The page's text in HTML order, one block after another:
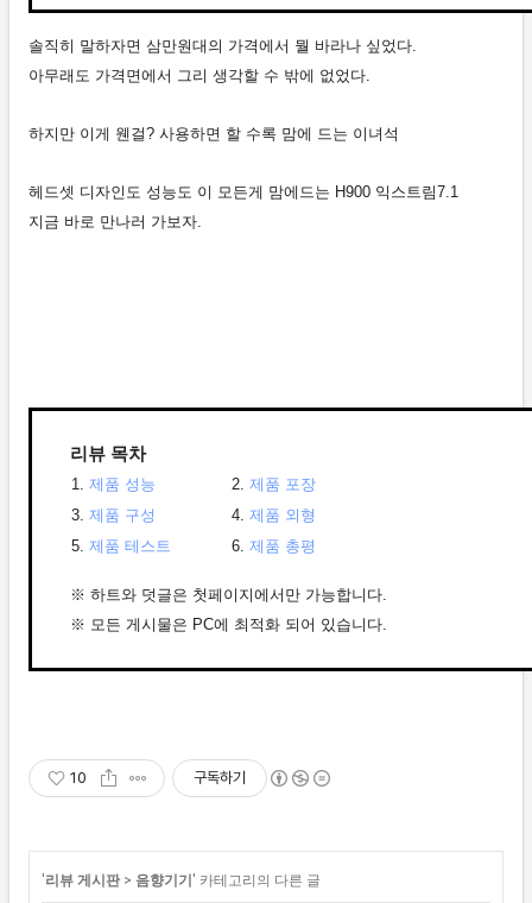
솔직히 말하자면 삼만원대의 가격에서 뭘 바라나 싶었다.
아무래도 가격면에서 그리 생각할 수 밖에 없었다.
하지만 이게 웬걸? 사용하면 할 수록 맘에 드는 이녀석
헤드셋 디자인도 성능도 이 모든게 맘에드는 H900 익스트림7.1
지금 바로 만나러 가보자.
리뷰 목차
1. 제품 성능 2. 제품 포장
3. 제품 구성 4. 제품 외형
5. 제품 테스트 6. 제품 총평
※ 하트와 덧글은 첫페이지에서만 가능합니다.
※ 모든 게시물은 PC에 최적화 되어 있습니다.
10 구독하기
'리뷰 게시판 > 음향기기 ' 카테고리의 다른 글